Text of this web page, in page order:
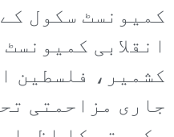
کمیونسٹ سکول
انقلابی
کشمیر، فلسطین
جاری مزاحمتی